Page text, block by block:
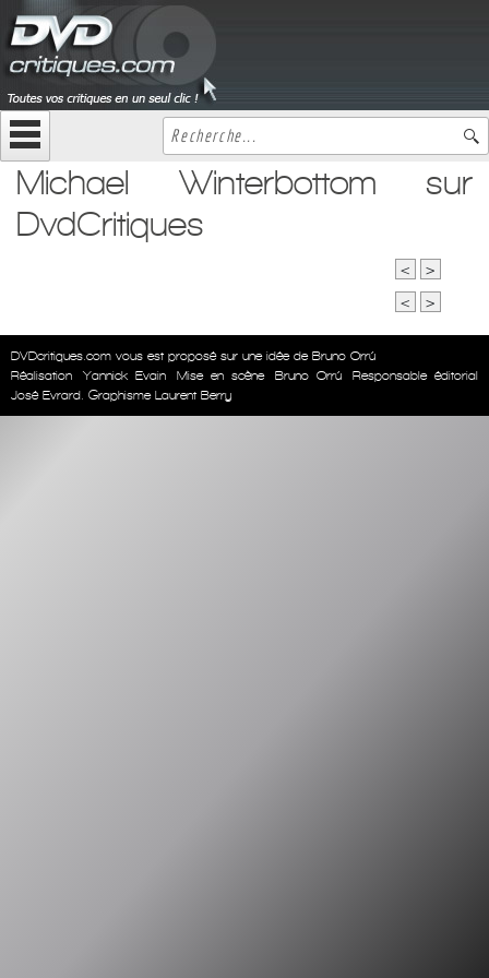
Michael Winterbottom sur
DvdCritiques
<
>
<
>
DVDcritiques.com vous est proposé sur une idée de Bruno Orrú
Réalisation
Yannick Evain Mise en scène Bruno Orrú
Responsable éditorial
José Evrard. Graphisme Laurent Berry